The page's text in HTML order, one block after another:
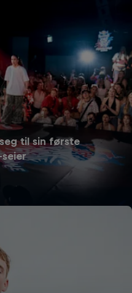
til sin første
seier